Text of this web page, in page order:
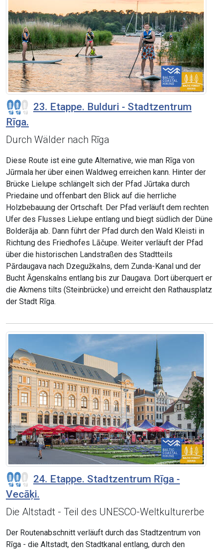
23. Etappe. Bulduri - Stadtzentrum
Rīga.
Durch Wälder nach Rīga
Diese Route ist eine gute Alternative, wie man Rīga von
Jūrmala her über einen Waldweg erreichen kann. Hinter der
Brücke Lielupe schlängelt sich der Pfad Jūrtaka durch
Priedaine und offenbart den Blick auf die herrliche
Holzbebauung der Ortschaft. Der Pfad verläuft dem rechten
Ufer des Flusses Lielupe entlang und biegt südlich der Düne
Bolderāja ab. Dann führt der Pfad durch den Wald Kleisti in
Richtung des Friedhofes Lāčupe. Weiter verläuft der Pfad
über die historischen Landstraßen des Stadtteils
Pārdaugava nach Dzegužkalns, dem Zunda-Kanal und der
Bucht Āgenskalns entlang bis zur Daugava. Dort überquert er
die Akmens tilts (Steinbrücke) und erreicht den Rathausplatz
der Stadt Rīga.
24. Etappe. Stadtzentrum Rīga -
Vecāķi.
Die Altstadt - Teil des UNESCO-Weltkulturerbe
Der Routenabschnitt verläuft durch das Stadtzentrum von
Rīga - die Altstadt, den Stadtkanal entlang, durch den